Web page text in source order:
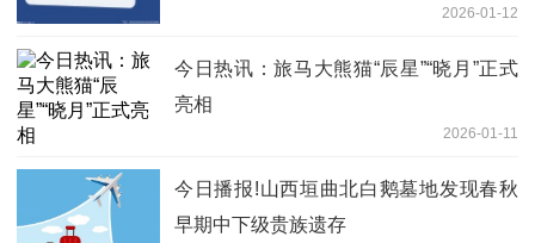
2026-01-12
今日热讯：旅马大熊猫“辰星”“晓月”正式
亮相
2026-01-11
今日播报!山西垣曲北白鹅墓地发现春秋
早期中下级贵族遗存